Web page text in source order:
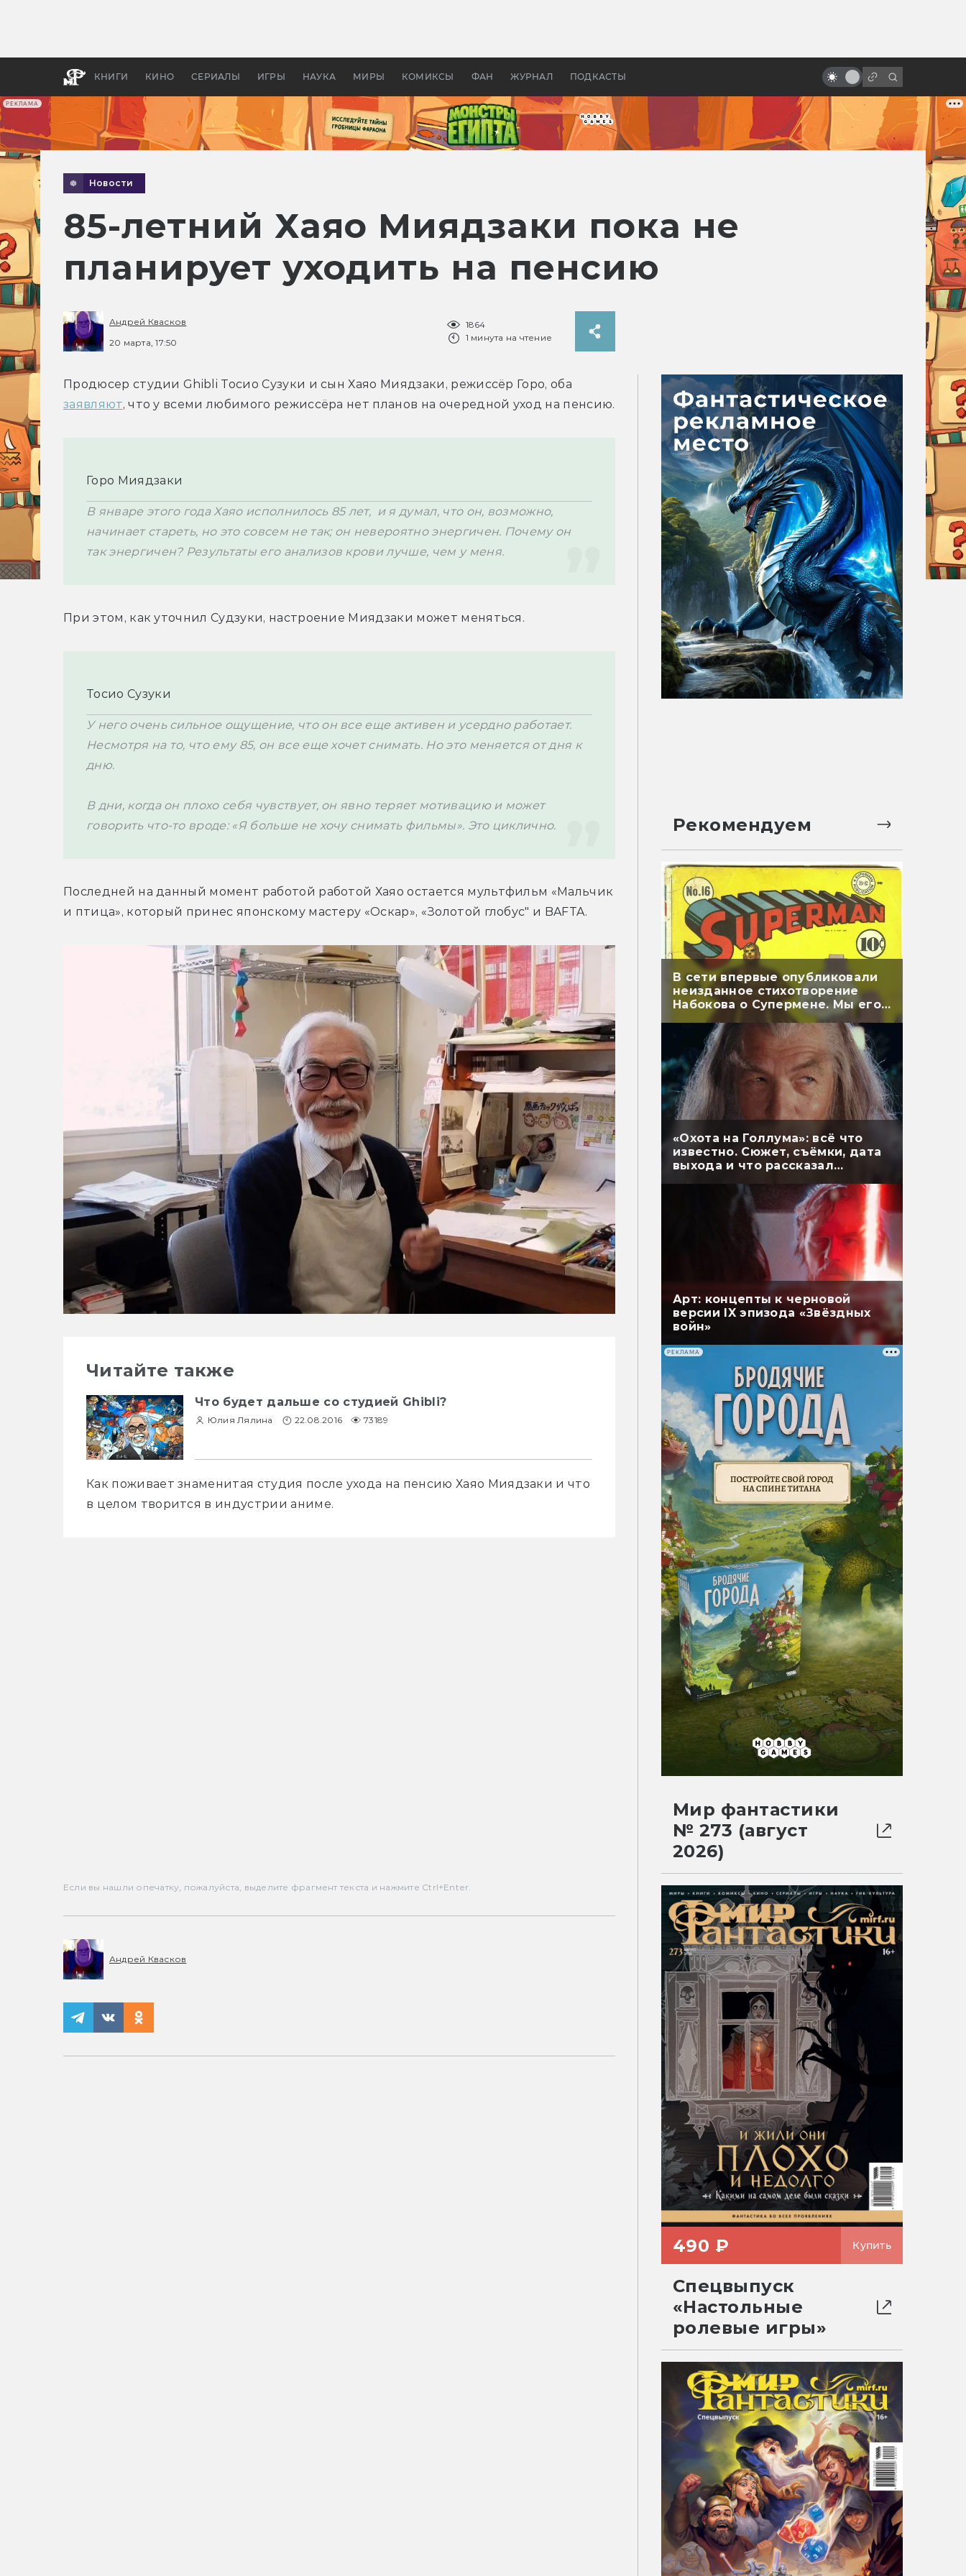
РЕКЛАМА
КНИГИ КИНО СЕРИАЛЫ ИГРЫ НАУКА МИРЫ КОМИКСЫ ФАН ЖУРНАЛ ПОДКАСТЫ
апокалипсис, в России —
бы «Властелина колец»
и битва за концовку
Новости
85-летний Хаяо Миядзаки пока не
планирует уходить на пенсию
Андрей Квасков
20 марта, 17:50
1864
1 минута на чтение
заявляют, что у всеми любимого режиссёра нет планов на очередной уход на пенсию.
Горо Миядзаки
В январе этого года Хаяо исполнилось 85 лет,  и я думал, что он, возможно,
начинает стареть, но это совсем не так; он невероятно энергичен. Почему он
так энергичен? Результаты его анализов крови лучше, чем у меня.
Тосио Сузуки
У него очень сильное ощущение, что он все еще активен и усердно работает.
Несмотря на то, что ему 85, он все еще хочет снимать. Но это меняется от дня к
дню.
В дни, когда он плохо себя чувствует, он явно теряет мотивацию и может
говорить что-то вроде: «Я больше не хочу снимать фильмы». Это циклично.
Последней на данный момент работой работой Хаяо остается мультфильм «Мальчик
и птица», который принес японскому мастеру «Оскар», «Золотой глобус" и BAFTA.
Читайте также
Что будет дальше со студией Ghibli?
Юлия Лялина 22.08.2016 73189
Как поживает знаменитая студия после ухода на пенсию Хаяо Миядзаки и что
в целом творится в индустрии аниме.
Если вы нашли опечатку, пожалуйста, выделите фрагмент текста и нажмите Ctrl+Enter.
Андрей Квасков
Рекомендуем
В сети впервые опубликовали
неизданное стихотворение
Набокова о Супермене. Мы его
перевели
«Охота на Голлума»: всё что
известно. Сюжет, съёмки, дата
выхода и что рассказал
Арт: концепты к черновой
версии IX эпизода «Звёздных
войн»
РЕКЛАМА
Мир фантастики
№ 273 (август
2026)
490 ₽ Купить
Спецвыпуск
«Настольные
ролевые игры»